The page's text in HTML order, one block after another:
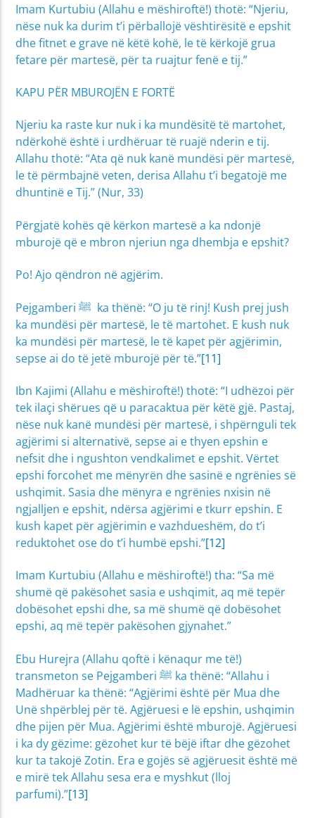
Imam Kurtubiu (Allahu e mëshiroftë!) thotë: “Njeriu,
nëse nuk ka durim t’i përballojë vështirësitë e epshit
dhe fitnet e grave në këtë kohë, le të kërkojë grua
fetare për martesë, për ta ruajtur fenë e tij.”
KAPU PËR MBUROJËN E FORTË
Njeriu ka raste kur nuk i ka mundësitë të martohet,
ndërkohë është i urdhëruar të ruajë nderin e tij.
Allahu thotë: “Ata që nuk kanë mundësi për martesë,
le të përmbajnë veten, derisa Allahu t’i begatojë me
dhuntinë e Tij.” (Nur, 33)
Përgjatë kohës që kërkon martesë a ka ndonjë
mburojë që e mbron njeriun nga dhembja e epshit?
Po! Ajo qëndron në agjërim.
Pejgamberi ﷺ ka thënë: “O ju të rinj! Kush prej jush
ka mundësi për martesë, le të martohet. E kush nuk
ka mundësi për martesë, le të kapet për agjërimin,
sepse ai do të jetë mburojë për të.”[11]
Ibn Kajimi (Allahu e mëshiroftë!) thotë: “I udhëzoi për
tek ilaçi shërues që u paracaktua për këtë gjë. Pastaj,
nëse nuk kanë mundësi për martesë, i shpërnguli tek
agjërimi si alternativë, sepse ai e thyen epshin e
nefsit dhe i ngushton vendkalimet e epshit. Vërtet
epshi forcohet me mënyrën dhe sasinë e ngrënies së
ushqimit. Sasia dhe mënyra e ngrënies nxisin në
ngjalljen e epshit, ndërsa agjërimi e tkurr epshin. E
kush kapet për agjërimin e vazhdueshëm, do t’i
reduktohet ose do t’i humbë epshi.”[12]
Imam Kurtubiu (Allahu e mëshiroftë!) tha: “Sa më
shumë që pakësohet sasia e ushqimit, aq më tepër
dobësohet epshi dhe, sa më shumë që dobësohet
epshi, aq më tepër pakësohen gjynahet.”
Ebu Hurejra (Allahu qoftë i kënaqur me të!)
transmeton se Pejgamberi ﷺ ka thënë: “Allahu i
Madhëruar ka thënë: “Agjërimi është për Mua dhe
Unë shpërblej për të. Agjëruesi e lë epshin, ushqimin
dhe pijen për Mua. Agjërimi është mburojë. Agjëruesi
i ka dy gëzime: gëzohet kur të bëjë iftar dhe gëzohet
kur ta takojë Zotin. Era e gojës së agjëruesit është më
e mirë tek Allahu sesa era e myshkut (lloj
parfumi).”[13]